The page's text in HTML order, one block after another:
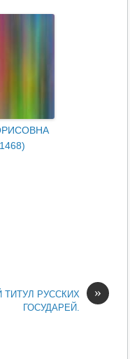
»
ТИТУЛ РУССКИХ
ГОСУДАРЕЙ.